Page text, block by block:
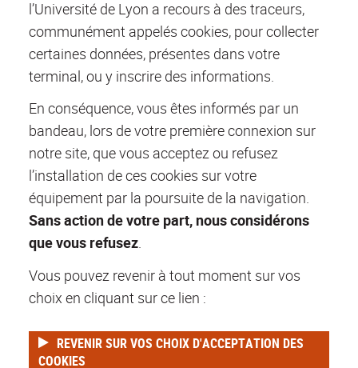
l’Université de Lyon a recours à des traceurs,
communément appelés cookies, pour collecter
certaines données, présentes dans votre
terminal, ou y inscrire des informations.
En conséquence, vous êtes informés par un
bandeau, lors de votre première connexion sur
notre site, que vous acceptez ou refusez
l’installation de ces cookies sur votre
équipement par la poursuite de la navigation.
Sans action de votre part, nous considérons
que vous refusez.
Vous pouvez revenir à tout moment sur vos
choix en cliquant sur ce lien :
REVENIR SUR VOS CHOIX D'ACCEPTATION DES
COOKIES